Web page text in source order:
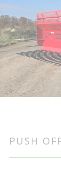
PUSH